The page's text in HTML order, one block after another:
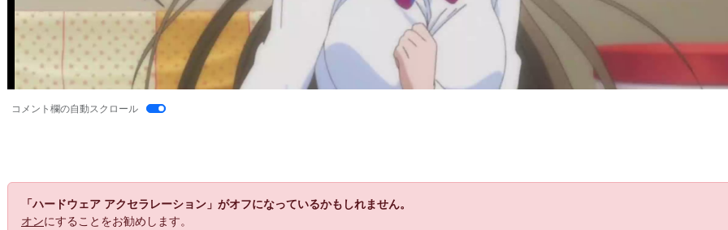
コメント欄の自動スクロール
「ハードウェア アクセラレーション」がオフになっているかもしれません。
オンにすることをお勧めします。